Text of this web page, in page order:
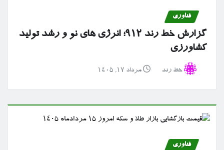
فناوری
گزارش خط رند ۹۱۲؛ انرژی های نو و رشد تولید
کشاورزی
خط رند مرداد ۱۷, ۱۴۰۵
فناوری